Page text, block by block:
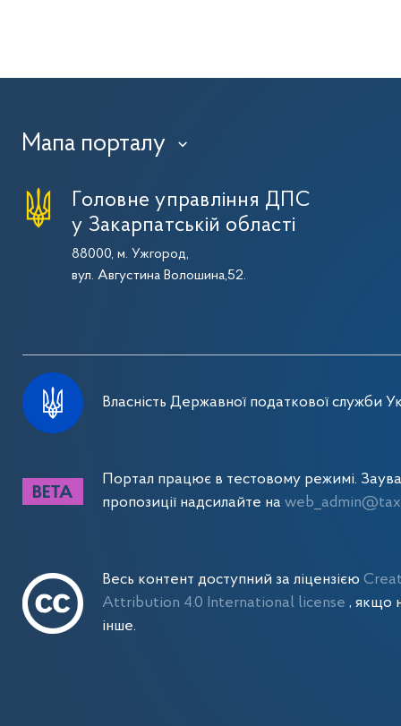
Мапа порталу ›
Головне управління ДПС
у Закарпатській області
88000, м. Ужгород,
вул. Августина Волошина,52.
Власність Державної податкової служби
Портал працює в тестовому режимі.
пропозиції надсилайте на
Весь контент доступний за ліцензією
Attribution 4.0 International license, якщо
інше.